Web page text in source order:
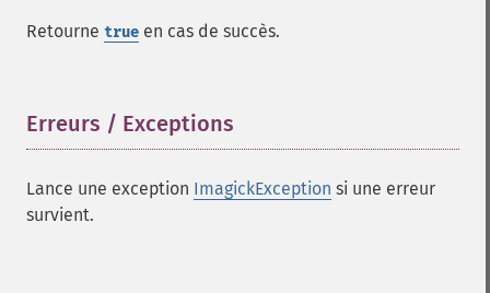
Retourne true en cas de succès.
Erreurs / Exceptions
Lance une exception ImagickException si une erreur
survient.
getImageOrientation
getImageProfile
getImageProfiles
getImageProperty
getImageRedPrimary